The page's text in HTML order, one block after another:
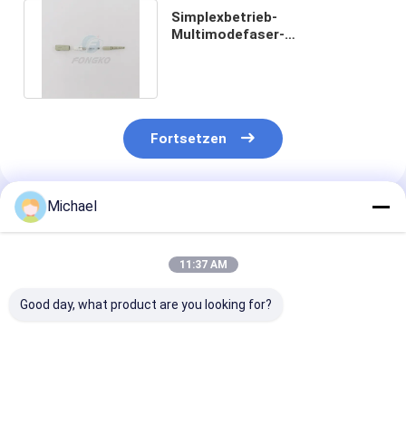
Simplexbetrieb-
Multimodefaser-
Fortsetzen
Empfohlene Produkte
Michael
11:37 AM
Good day, what product are you looking for?